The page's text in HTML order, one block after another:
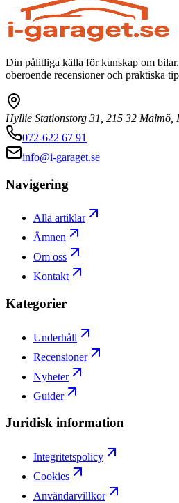
Din pålitliga källa för kunskap om
oberoende recensioner och praktiska
Hyllie Stationstorg 31, 215 32 Malmö,
072-622 67 91
info@i-garaget.se
Navigering
Alla artiklar
Ämnen
Om oss
Kontakt
Kategorier
Underhåll
Recensioner
Nyheter
Guider
Juridisk information
Integritetspolicy
Cookies
Användarvillkor